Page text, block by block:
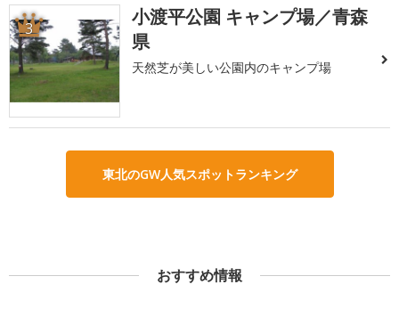
3
小渡平公園 キャンプ場／青森
県
天然芝が美しい公園内のキャンプ場
東北のGW人気スポットランキング
おすすめ情報